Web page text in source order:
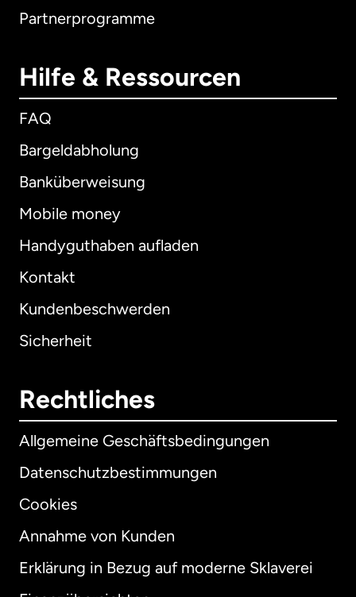
Partnerprogramme
Hilfe & Ressourcen
FAQ
Bargeldabholung
Banküberweisung
Mobile money
Handyguthaben aufladen
Kontakt
Kundenbeschwerden
Sicherheit
Rechtliches
Allgemeine Geschäftsbedingungen
Datenschutzbestimmungen
Cookies
Annahme von Kunden
Erklärung in Bezug auf moderne Sklaverei
International English